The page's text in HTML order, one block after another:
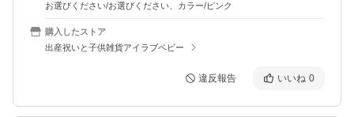
お選びください/お選びください、カラー/ピンク
購入したストア
出産祝いと子供雑貨アイラブベビー
違反報告 いいね 0